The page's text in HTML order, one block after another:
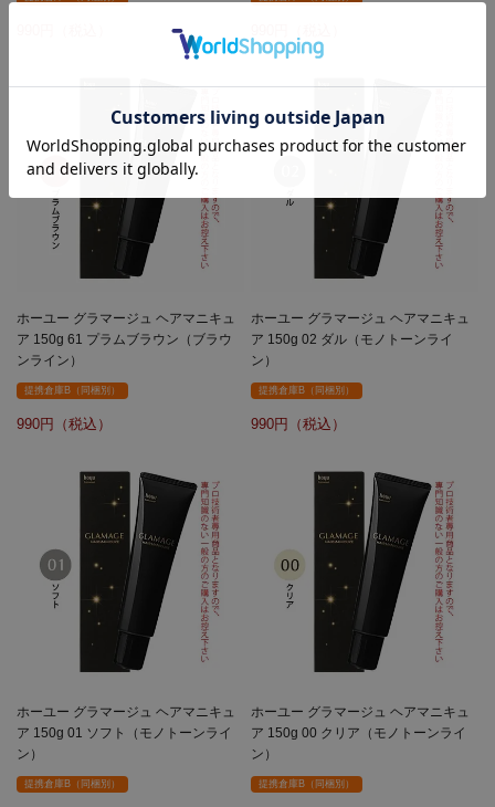
ホーユー グラマージュ ヘアマニキュ
ア 150g 61 プラムブラウン（ブラウ
ンライン）
提携倉庫B（同梱別）
990
ホーユー グラマージュ ヘアマニキュ
ア 150g 02 ダル（モノトーンライ
ン）
提携倉庫B（同梱別）
990
ホーユー グラマージュ ヘアマニキュ
ア 150g 01 ソフト（モノトーンライ
ン）
提携倉庫B（同梱別）
ホーユー グラマージュ ヘアマニキュ
ア 150g 00 クリア（モノトーンライ
ン）
提携倉庫B（同梱別）